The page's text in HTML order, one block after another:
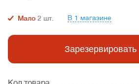
Мало 2 шт. В 1 магазине
Зарезервировать